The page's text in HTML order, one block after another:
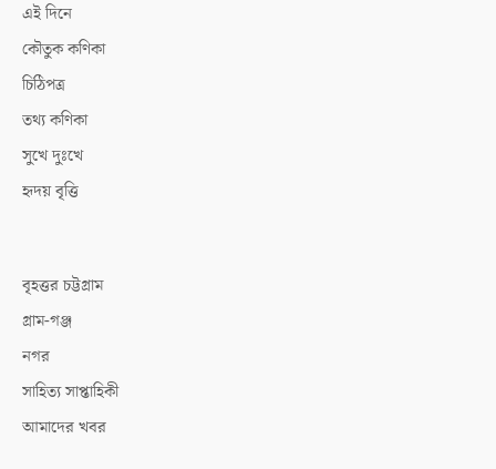
এই দিনে
কৌতুক কণিকা
চিঠিপত্র
তথ্য কণিকা
সুখে দুঃখে
হৃদয় বৃত্তি
বৃহত্তর চট্টগ্রাম
গ্রাম-গঞ্জ
নগর
সাহিত্য সাপ্তাহিকী
আমাদের খবর